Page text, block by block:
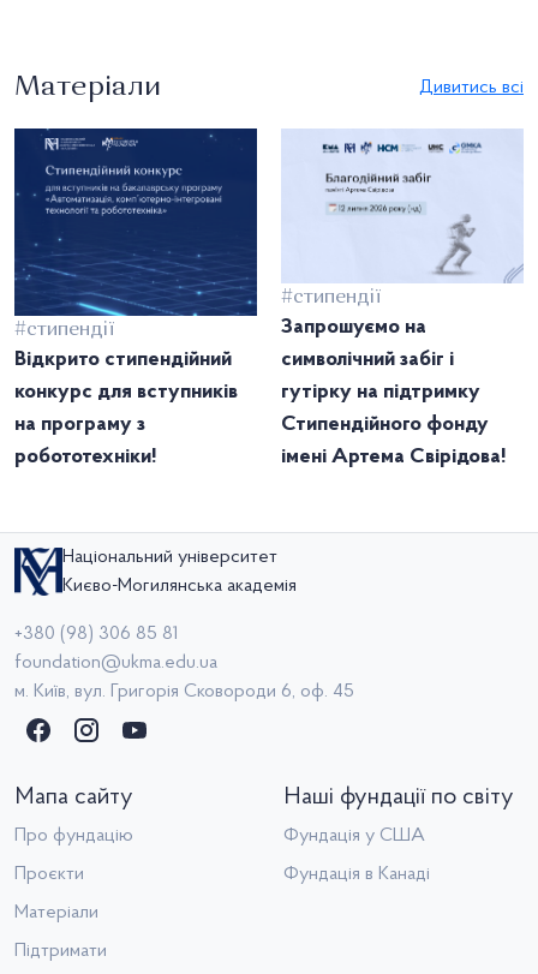
Матеріали Дивитись всі
#стипендії
Відкрито стипендійний
конкурс для вступників
на програму з
робототехніки!
#стипендії
Запрошуємо на
символічний забіг і
гутірку на підтримку
Стипендійного фонду
імені Артема Свірідова!
Національний університет
Києво-Могилянська академія
+380 (98) 306 85 81
foundation@ukma.edu.ua
м. Київ, вул. Григорія Сковороди 6, оф. 45
Мапа сайту
Про фундацію
Проєкти
Матеріали
Підтримати
Наші фундації по світу
Фундація у США
Фундація в Канаді